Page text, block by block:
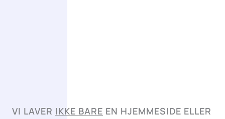
VI LAVER IKKE BARE EN HJEMMESIDE ELLER